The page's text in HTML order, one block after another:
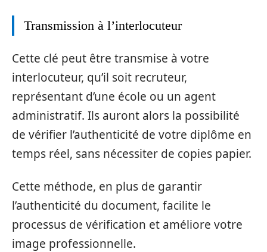
Transmission à l’interlocuteur
Cette clé peut être transmise à votre
interlocuteur, qu’il soit recruteur,
représentant d’une école ou un agent
administratif. Ils auront alors la possibilité
de vérifier l’authenticité de votre diplôme en
temps réel, sans nécessiter de copies papier.
Cette méthode, en plus de garantir
l’authenticité du document, facilite le
processus de vérification et améliore votre
image professionnelle.